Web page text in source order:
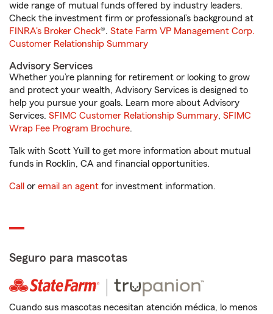
wide range of mutual funds offered by industry leaders.
Check the investment firm or professional’s background at
FINRA's Broker Check®. State Farm VP Management Corp.
Customer Relationship Summary
Advisory Services
Whether you’re planning for retirement or looking to grow
and protect your wealth, Advisory Services is designed to
help you pursue your goals. Learn more about Advisory
Services. SFIMC Customer Relationship Summary, SFIMC
Wrap Fee Program Brochure.
Talk with Scott Yuill to get more information about mutual
funds in Rocklin, CA and financial opportunities.
Call or email an agent for investment information.
Seguro para mascotas
Cuando sus mascotas necesitan atención médica, lo menos